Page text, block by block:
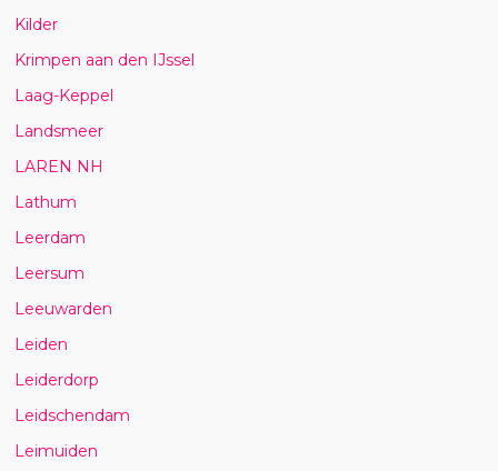
Kilder
Krimpen aan den IJssel
Laag-Keppel
Landsmeer
LAREN NH
Lathum
Leerdam
Leersum
Leeuwarden
Leiden
Leiderdorp
Leidschendam
Leimuiden